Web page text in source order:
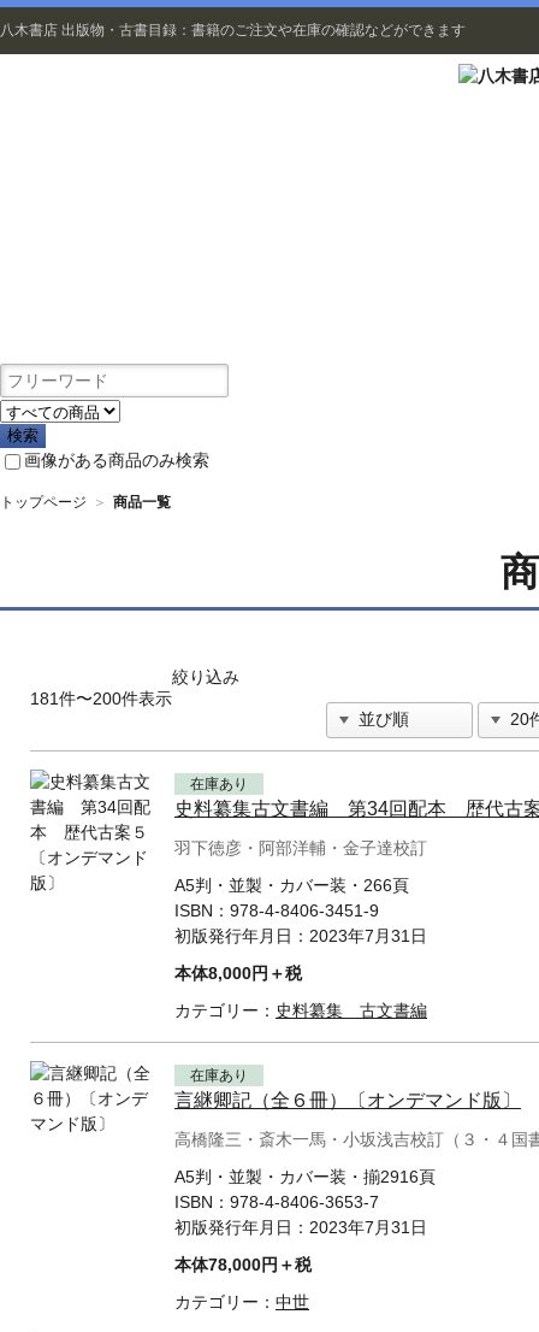
八木書店 出版物・古書目録：書籍のご注文や在庫の確認などができます
画像がある商品のみ検索
トップページ ＞ 商品一覧
181件〜200件表示
絞り込み
在庫あり
史料纂集古文書編 第34回配本 歴代古
羽下徳彦・阿部洋輔・金子達校訂
A5判・並製・カバー装・266頁
ISBN： 978-4-8406-3451-9
初版発行年月日： 2023年7月31日
本体8,000円＋税
カテゴリー： 史料纂集 古文書編
在庫あり
言継卿記（全６冊）〔オンデマンド版〕
高橋隆三・斎木一馬・小坂浅吉校訂（３・４国
A5判・並製・カバー装・揃2916頁
ISBN： 978-4-8406-3653-7
初版発行年月日： 2023年7月31日
本体78,000円＋税
カテゴリー： 中世